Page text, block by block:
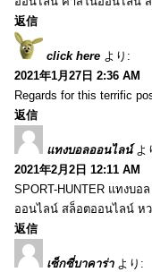
返信
click here より:
2021年1月27日 2:36 AM
Regards for this terrific
返信
แทงบอลออนไลน์ よ
2021年2月2日 12:11 AM
SPORT-HUNTER แทงบ
ออนไลน์ สล็อตออนไลน์ ห
返信
เซ็กซี่บาคาร่า より: